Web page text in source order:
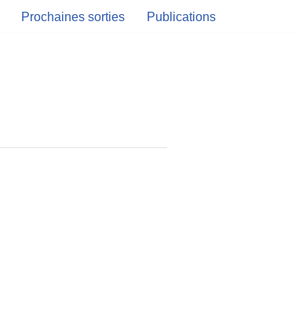
Prochaines sorties Publications